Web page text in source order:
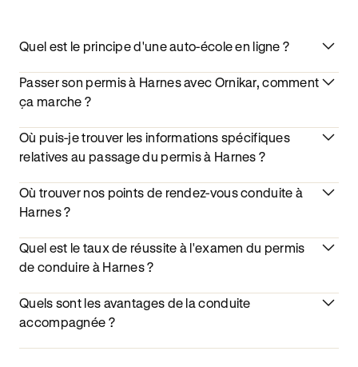
Quel est le principe d'une auto-école en ligne ?
Passer son permis à Harnes avec Ornikar, comment
ça marche ?
Où puis-je trouver les informations spécifiques
relatives au passage du permis à Harnes ?
Où trouver nos points de rendez-vous conduite à
Harnes ?
Quel est le taux de réussite à l'examen du permis
de conduire à Harnes ?
Quels sont les avantages de la conduite
accompagnée ?